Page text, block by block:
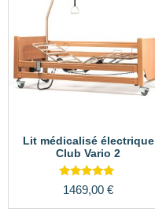
Lit médicalisé électrique
Club Vario 2
Note
5.00
sur 5
1469,00 €